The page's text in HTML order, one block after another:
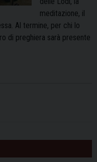
meditazione, il
Al termine, per chi lo
di preghiera sarà presente